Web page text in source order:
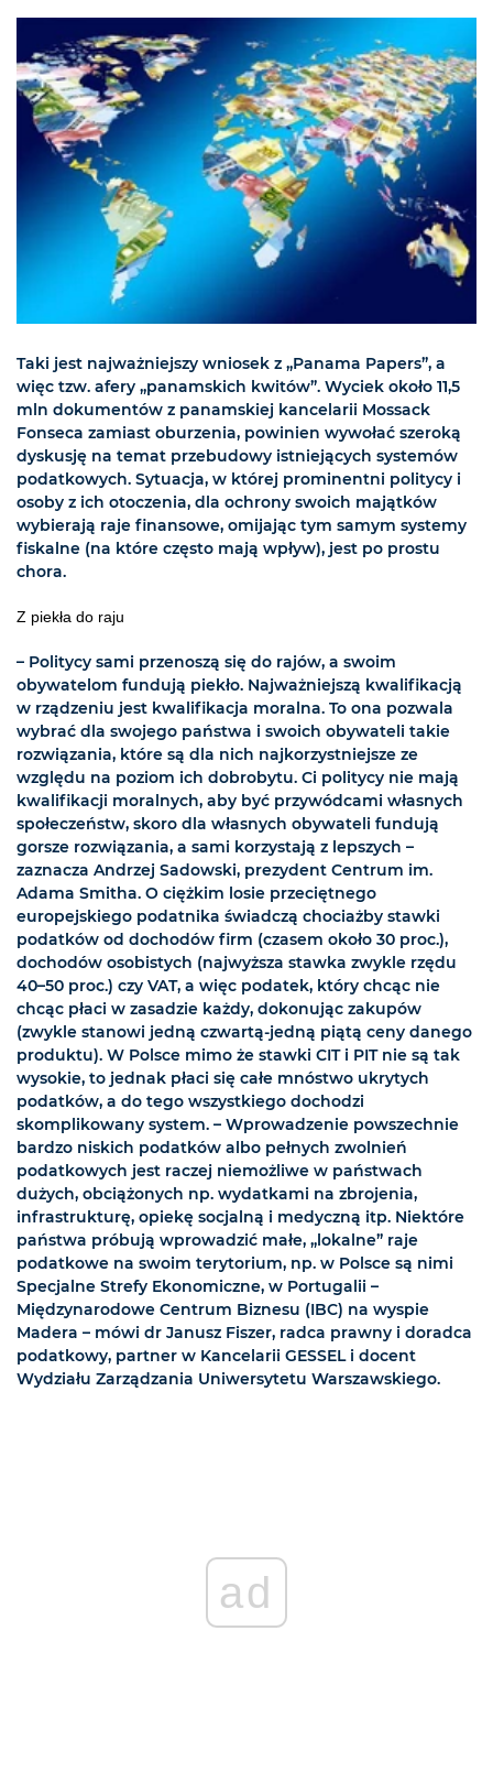
Taki jest najważniejszy wniosek z „Panama Papers”, a
więc tzw. afery „panamskich kwitów”. Wyciek około 11,5
mln dokumentów z panamskiej kancelarii Mossack
Fonseca zamiast oburzenia, powinien wywołać szeroką
dyskusję na temat przebudowy istniejących systemów
podatkowych. Sytuacja, w której prominentni politycy i
osoby z ich otoczenia, dla ochrony swoich majątków
wybierają raje finansowe, omijając tym samym systemy
fiskalne (na które często mają wpływ), jest po prostu
chora.
Z piekła do raju
– Politycy sami przenoszą się do rajów, a swoim
obywatelom fundują piekło. Najważniejszą kwalifikacją
w rządzeniu jest kwalifikacja moralna. To ona pozwala
wybrać dla swojego państwa i swoich obywateli takie
rozwiązania, które są dla nich najkorzystniejsze ze
względu na poziom ich dobrobytu. Ci politycy nie mają
kwalifikacji moralnych, aby być przywódcami własnych
społeczeństw, skoro dla własnych obywateli fundują
gorsze rozwiązania, a sami korzystają z lepszych –
zaznacza Andrzej Sadowski, prezydent Centrum im.
Adama Smitha. O ciężkim losie przeciętnego
europejskiego podatnika świadczą chociażby stawki
podatków od dochodów firm (czasem około 30 proc.),
dochodów osobistych (najwyższa stawka zwykle rzędu
40–50 proc.) czy VAT, a więc podatek, który chcąc nie
chcąc płaci w zasadzie każdy, dokonując zakupów
(zwykle stanowi jedną czwartą-jedną piątą ceny danego
produktu). W Polsce mimo że stawki CIT i PIT nie są tak
wysokie, to jednak płaci się całe mnóstwo ukrytych
podatków, a do tego wszystkiego dochodzi
skomplikowany system. – Wprowadzenie powszechnie
bardzo niskich podatków albo pełnych zwolnień
podatkowych jest raczej niemożliwe w państwach
dużych, obciążonych np. wydatkami na zbrojenia,
infrastrukturę, opiekę socjalną i medyczną itp. Niektóre
państwa próbują wprowadzić małe, „lokalne” raje
podatkowe na swoim terytorium, np. w Polsce są nimi
Specjalne Strefy Ekonomiczne, w Portugalii –
Międzynarodowe Centrum Biznesu (IBC) na wyspie
Madera – mówi dr Janusz Fiszer, radca prawny i doradca
podatkowy, partner w Kancelarii GESSEL i docent
Wydziału Zarządzania Uniwersytetu Warszawskiego.
ad